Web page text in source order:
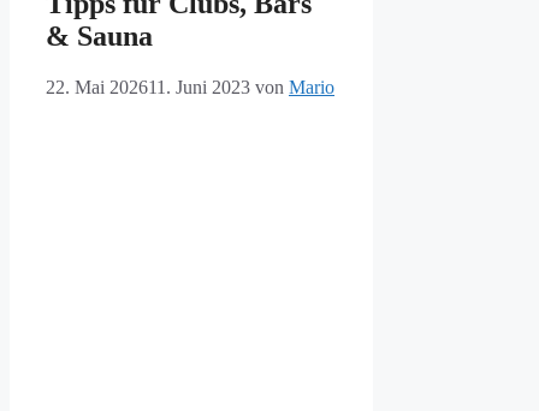
& Sauna
22. Mai 202611. Juni 2023 von Mario